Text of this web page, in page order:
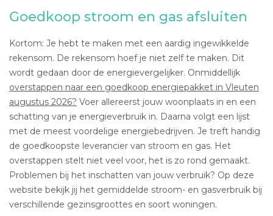
Goedkoop stroom en gas afsluiten
Kortom: Je hebt te maken met een aardig ingewikkelde
rekensom. De rekensom hoef je niet zelf te maken. Dit
wordt gedaan door de energievergelijker. Onmiddellijk
overstappen naar een goedkoop energiepakket in Vleuten
augustus 2026? Voer allereerst jouw woonplaats in en een
schatting van je energieverbruik in. Daarna volgt een lijst
met de meest voordelige energiebedrijven. Je treft handig
de goedkoopste leverancier van stroom en gas. Het
overstappen stelt niet veel voor, het is zo rond gemaakt.
Problemen bij het inschatten van jouw verbruik? Op deze
website bekijk jij het gemiddelde stroom- en gasverbruik bij
verschillende gezinsgroottes en soort woningen.